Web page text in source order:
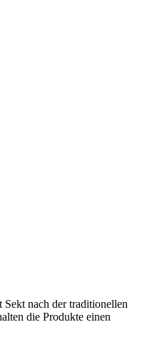
nach der traditionellen
die Produkte einen